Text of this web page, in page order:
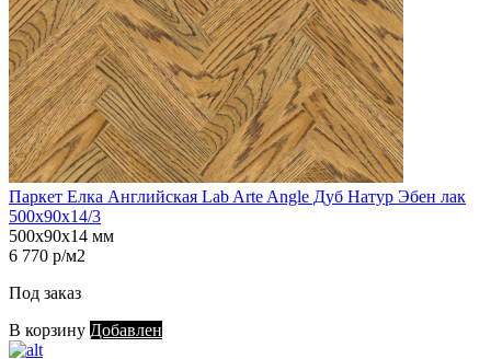
Паркет Елка Английская Lab Arte Angle Дуб Натур Эбен лак
500х90х14/3
500х90х14 мм
6 770 р/м2
Под заказ
В корзину Добавлен